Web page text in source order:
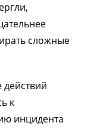
сложные
действий
к
инцидента